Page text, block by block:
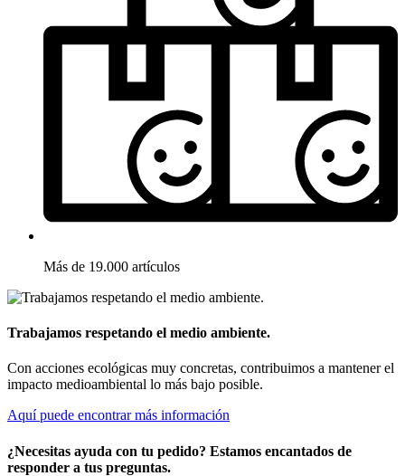
Más de 19.000 artículos
Trabajamos respetando el medio ambiente.
Con acciones ecológicas muy concretas, contribuimos a mantener el
impacto medioambiental lo más bajo posible.
Aquí puede encontrar más información
¿Necesitas ayuda con tu pedido? Estamos encantados de
responder a tus preguntas.